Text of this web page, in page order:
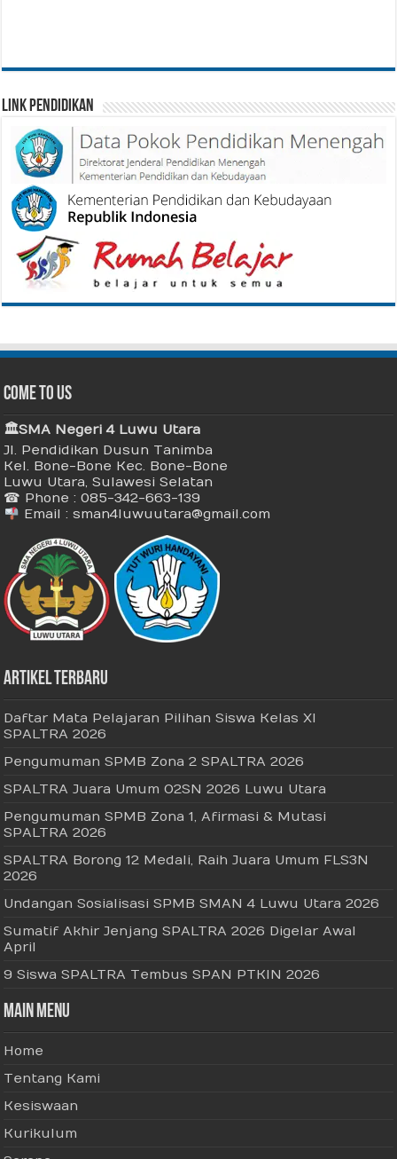
Link Pendidikan
Come To Us
🏛 SMA Negeri 4 Luwu Utara
Jl. Pendidikan Dusun Tanimba
Kel. Bone-Bone Kec. Bone-Bone
Luwu Utara, Sulawesi Selatan
☎ Phone : 085-342-663-139
Email : sman4luwuutara@gmail.com
Artikel Terbaru
Daftar Mata Pelajaran Pilihan Siswa Kelas XI
SPALTRA 2026
Pengumuman SPMB Zona 2 SPALTRA 2026
SPALTRA Juara Umum O2SN 2026 Luwu Utara
Pengumuman SPMB Zona 1, Afirmasi & Mutasi
SPALTRA 2026
SPALTRA Borong 12 Medali, Raih Juara Umum FLS3N
2026
Undangan Sosialisasi SPMB SMAN 4 Luwu Utara 2026
Sumatif Akhir Jenjang SPALTRA 2026 Digelar Awal
April
9 Siswa SPALTRA Tembus SPAN PTKIN 2026
Main Menu
Home
Tentang Kami
Kesiswaan
Kurikulum